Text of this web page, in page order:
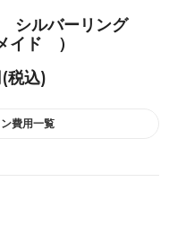
シルバーリング
イド ）
税込)
費用一覧